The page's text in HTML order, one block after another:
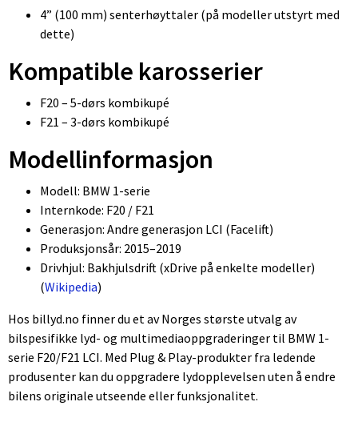
4” (100 mm) senterhøyttaler (på modeller utstyrt med
dette)
Kompatible karosserier
F20 – 5-dørs kombikupé
F21 – 3-dørs kombikupé
Modellinformasjon
Modell: BMW 1-serie
Internkode: F20 / F21
Generasjon: Andre generasjon LCI (Facelift)
Produksjonsår: 2015–2019
Drivhjul: Bakhjulsdrift (xDrive på enkelte modeller)
(Wikipedia⁠)
Hos billyd.no finner du et av Norges største utvalg av
bilspesifikke lyd- og multimediaoppgraderinger til BMW 1-
serie F20/F21 LCI. Med Plug & Play-produkter fra ledende
produsenter kan du oppgradere lydopplevelsen uten å endre
bilens originale utseende eller funksjonalitet.